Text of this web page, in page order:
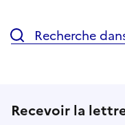
Recherche
Recevoir la